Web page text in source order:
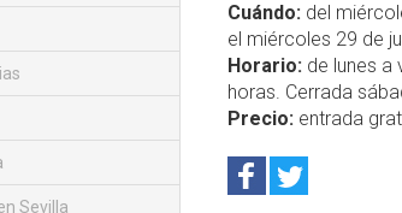
Sevilla
Cuándo: del
el miércoles 29 de
Horario: de lunes a
horas. Cerrada
Precio: entrada